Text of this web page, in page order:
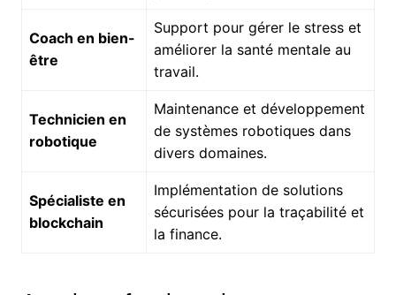
Coach en bien-
être
Support pour gérer le stress et
améliorer la santé mentale au
travail.
Technicien en
robotique
Maintenance et développement
de systèmes robotiques dans
divers domaines.
Spécialiste en
blockchain
Implémentation de solutions
sécurisées pour la traçabilité et
la finance.